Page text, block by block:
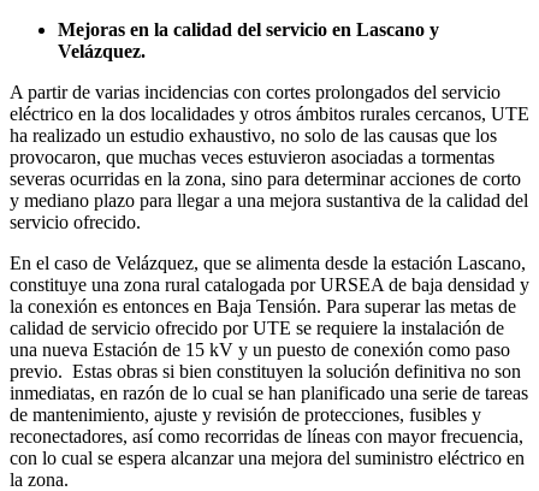
Mejoras en la calidad del servicio en Lascano y
Velázquez.
A partir de varias incidencias con cortes prolongados del servicio
eléctrico en la dos localidades y otros ámbitos rurales cercanos, UTE
ha realizado un estudio exhaustivo, no solo de las causas que los
provocaron, que muchas veces estuvieron asociadas a tormentas
severas ocurridas en la zona, sino para determinar acciones de corto
y mediano plazo para llegar a una mejora sustantiva de la calidad del
servicio ofrecido.
En el caso de Velázquez, que se alimenta desde la estación Lascano,
constituye una zona rural catalogada por URSEA de baja densidad y
la conexión es entonces en Baja Tensión. Para superar las metas de
calidad de servicio ofrecido por UTE se requiere la instalación de
una nueva Estación de 15 kV y un puesto de conexión como paso
previo. Estas obras si bien constituyen la solución definitiva no son
inmediatas, en razón de lo cual se han planificado una serie de tareas
de mantenimiento, ajuste y revisión de protecciones, fusibles y
reconectadores, así como recorridas de líneas con mayor frecuencia,
con lo cual se espera alcanzar una mejora del suministro eléctrico en
la zona.